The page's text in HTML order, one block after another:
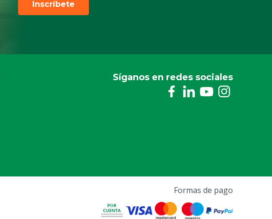
Inscríbete
Síganos en redes sociales
Formas de pago